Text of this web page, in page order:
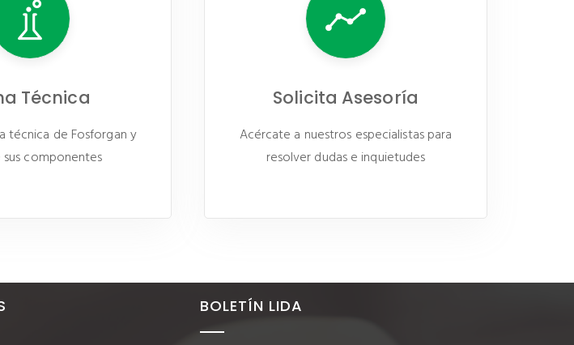
Técnica
técnica de Fosforgan y
componentes
Solicita Asesoría
Acércate a nuestros especialistas para
resolver dudas e inquietudes
BOLETÍN LIDA